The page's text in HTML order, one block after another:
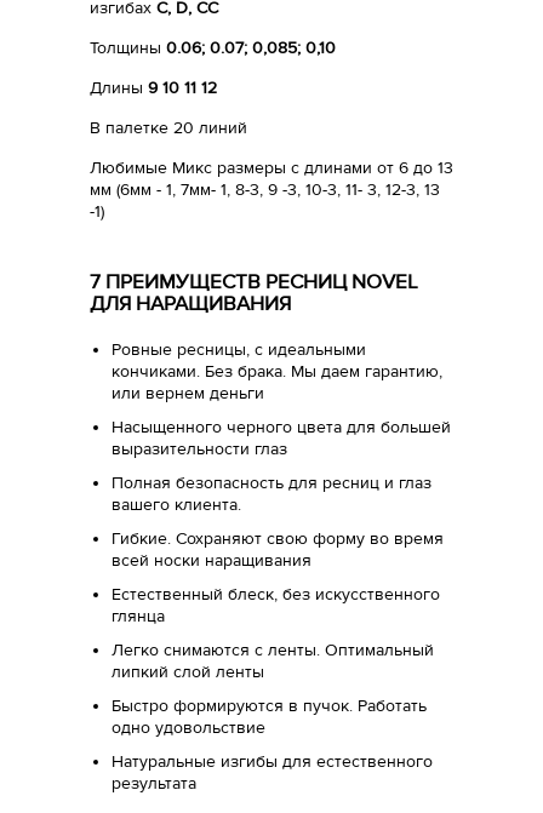
изгибах С, D, CC
Толщины 0.06; 0.07; 0,085; 0,10
Длины 9 10 11 12
В палетке 20 линий
Любимые Микс размеры с длинами от 6 до 13
мм (6мм - 1, 7мм- 1, 8-3, 9 -3, 10-3, 11- 3, 12-3, 13
-1)
7 ПРЕИМУЩЕСТВ РЕСНИЦ NOVEL
ДЛЯ НАРАЩИВАНИЯ
Ровные ресницы, с идеальными
кончиками. Без брака. Мы даем гарантию,
или вернем деньги
Насыщенного черного цвета для большей
выразительности глаз
Полная безопасность для ресниц и глаз
вашего клиента.
Гибкие. Сохраняют свою форму во время
всей носки наращивания
Естественный блеск, без искусственного
глянца
Легко снимаются с ленты. Оптимальный
липкий слой ленты
Быстро формируются в пучок. Работать
одно удовольствие
Натуральные изгибы для естественного
результата